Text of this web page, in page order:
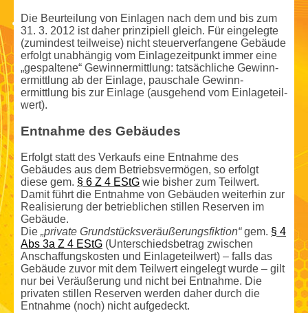
Die Beurteilung von Einlagen nach dem und bis zum
31. 3. 2012 ist daher prinzipiell gleich. Für eingelegte
(zumindest teilweise) nicht steuerverfangene Gebäude
erfolgt unabhängig vom Einlagezeitpunkt immer eine
„gespaltene“ Gewinn­ermittlung: tatsächliche Gewinn­
ermittlung ab der Einlage, pauschale Gewinn­
ermittlung bis zur Einlage (ausgehend vom Einlageteil­
wert).
Entnahme des Gebäudes
Erfolgt statt des Verkaufs eine Entnahme des
Gebäudes aus dem Betriebsvermögen, so erfolgt
diese gem. § 6 Z 4 EStG wie bisher zum Teilwert.
Damit führt die Entnahme von Gebäuden weiterhin zur
Realisierung der betrieblichen stillen Reserven im
Gebäude.
Die „private Grundstücksveräußerungsfiktion“gem. § 4
Abs 3a Z 4 EStG (Unterschieds­betrag zwischen
Anschaffungs­kosten und Einlageteil­wert) – falls das
Gebäude zuvor mit dem Teilwert eingelegt wurde – gilt
nur bei Veräußerung und nicht bei Entnahme. Die
privaten stillen Reserven werden daher durch die
Entnahme (noch) nicht aufgedeckt.